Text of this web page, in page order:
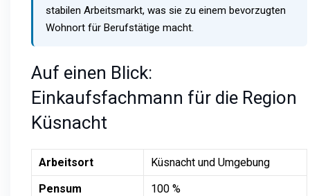
stabilen Arbeitsmarkt, was sie zu einem bevorzugten
Wohnort für Berufstätige macht.
Auf einen Blick:
Einkaufsfachmann für die Region
Küsnacht
Arbeitsort
Küsnacht und Umgebung
Pensum
100 %